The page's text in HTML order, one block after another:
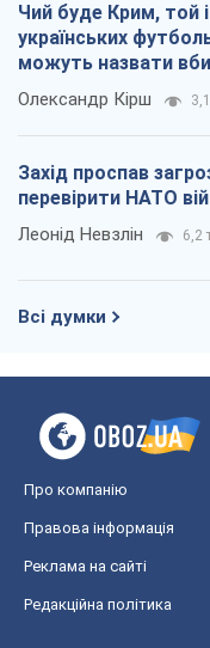
Чий буде Крим, той
українських
можуть назвати
Олександр Кірш
Захід проспав
перевірити НАТО
Леонід Невзлін 6,2
Всі думки
Про компанію
Правова інформація
Реклама на сайті
Редакційна політика